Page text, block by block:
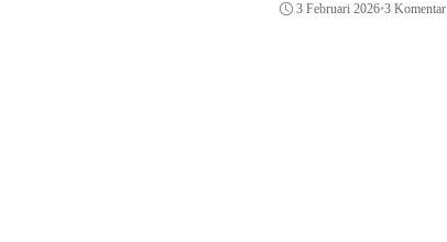
3 Februari 2026•3 Komentar